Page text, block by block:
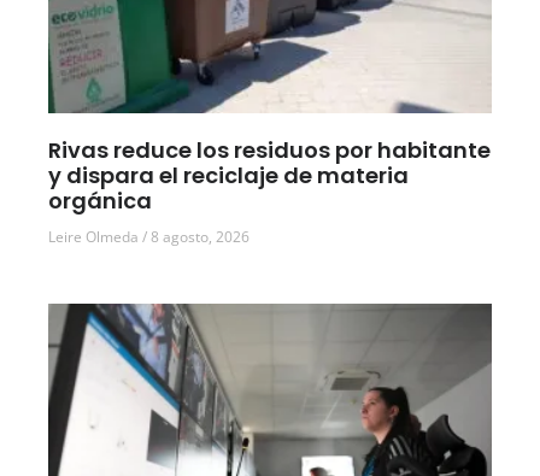
Rivas reduce los residuos por habitante
y dispara el reciclaje de materia
orgánica
Leire Olmeda 8 agosto, 2026